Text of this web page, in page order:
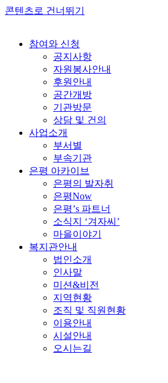
콘텐츠로 건너뛰기
참여와 신청
공지사항
자원봉사안내
후원안내
공간개방
기관방문
상담 및 건의
사업소개
부서별
부속기관
은평 아카이브
은평의 발자취
은평Now
은평’s 파트너
소식지 ‘겨자씨’
마을이야기
복지관안내
법인소개
인사말
미션&비전
지역현황
조직 및 직원현황
이용안내
시설안내
오시는길